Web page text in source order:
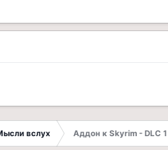
вслух Аддон к Skyrim - DLC